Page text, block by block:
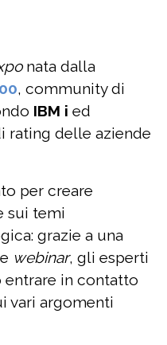
nata dalla
, community di
IBM i ed
rating delle aziende
per creare
sui temi
grazie a una
webinar, gli esperti
entrare in contatto
vari argomenti